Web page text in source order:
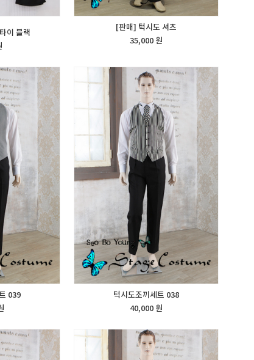
이 블랙
[판매] 턱시도 셔츠
35,000 원
039
턱시도조끼세트 038
40,000 원